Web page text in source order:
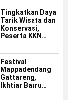
Tingkatkan Daya
Tarik Wisata dan
Konservasi,
Peserta KKN
Persembahkan
Spot Foto
Instagramable di
Pulau Pannikiang
Festival
Mappadendang
Gattareng,
Ikhtiar Barru